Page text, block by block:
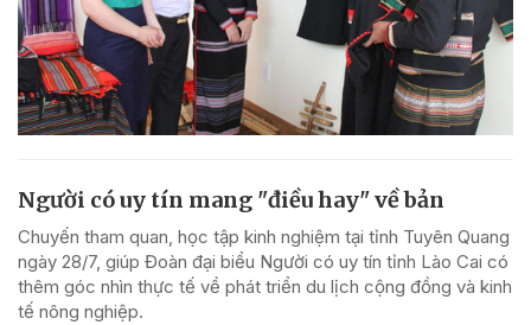
Người có uy tín mang "điều hay" về bản
Chuyến tham quan, học tập kinh nghiệm tại tỉnh Tuyên Quang
ngày 28/7, giúp Đoàn đại biểu Người có uy tín tỉnh Lào Cai có
thêm góc nhìn thực tế về phát triển du lịch cộng đồng và kinh
tế nông nghiệp.